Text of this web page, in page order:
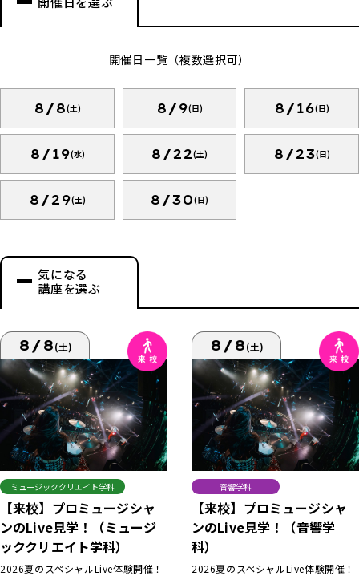
開催日一覧（複数選択可）
8/8(土) 8/9(日) 8/16(日)
8/19(水) 8/22(土) 8/23(日)
8/29(土) 8/30(日)
気になる
講座を選ぶ
8/8(土)
ミュージッククリエイト学科
【来校】プロミュージシャ
ンのLive見学！（ミュージ
ッククリエイト学科）
2026夏のスペシャルLive体験開催！
8/8(土)
音響学科
【来校】プロミュージシャ
ンのLive見学！（音響学
科）
2026夏のスペシャルLive体験開催！